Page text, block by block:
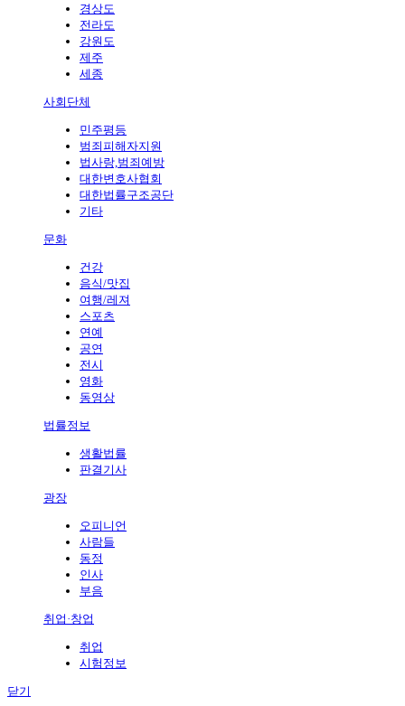
경상도
전라도
강원도
제주
세종
사회단체
민주평등
범죄피해자지원
법사랑,범죄예방
대한변호사협회
대한법률구조공단
기타
문화
건강
음식/맛집
여행/레져
스포츠
연예
공연
전시
영화
동영상
법률정보
생활법률
판결기사
광장
오피니언
사람들
동정
인사
부음
취업·창업
취업
시험정보
닫기